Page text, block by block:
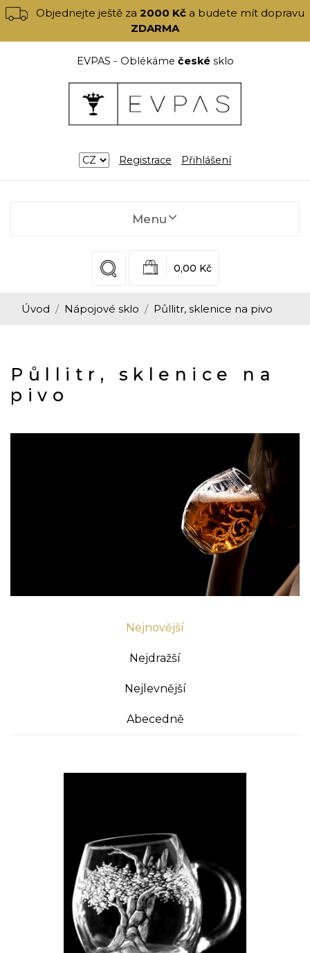
Objednejte ještě za2000 Kč a budete mít dopravu
ZDARMA
EVPAS - Oblékáme českésklo
Registrace Přihlášení
Menu
0,00 Kč
Úvod Nápojové sklo Půllitr, sklenice na pivo
Půllitr, sklenice na
pivo
Nejnovější
Nejdražší
Nejlevnější
Abecedně